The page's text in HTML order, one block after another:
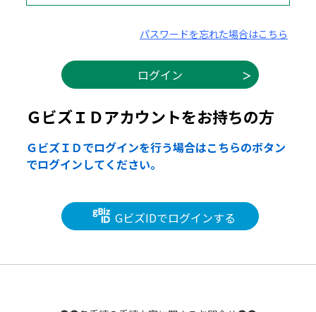
パスワードを忘れた場合はこちら
ＧビズＩＤアカウントをお持ちの方
ＧビズＩＤでログインを行う場合はこちらのボタン
でログインしてください。
GビズIDでログインする